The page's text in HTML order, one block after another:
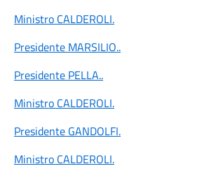
Ministro CALDEROLI.
Presidente MARSILIO..
Presidente PELLA..
Ministro CALDEROLI.
Presidente GANDOLFI.
Ministro CALDEROLI.